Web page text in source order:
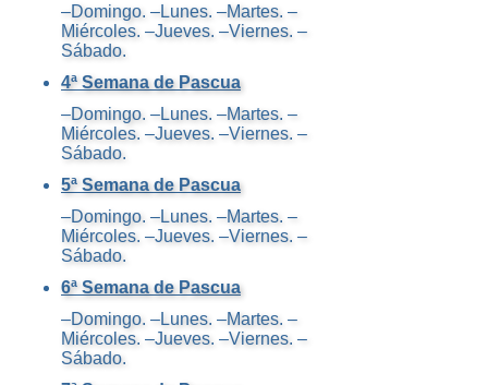
–Domingo. –Lunes. –Martes. –
Miércoles. –Jueves. –Viernes. –
Sábado.
4ª Semana de Pascua
–Domingo. –Lunes. –Martes. –
Miércoles. –Jueves. –Viernes. –
Sábado.
5ª Semana de Pascua
–Domingo. –Lunes. –Martes. –
Miércoles. –Jueves. –Viernes. –
Sábado.
6ª Semana de Pascua
–Domingo. –Lunes. –Martes. –
Miércoles. –Jueves. –Viernes. –
Sábado.